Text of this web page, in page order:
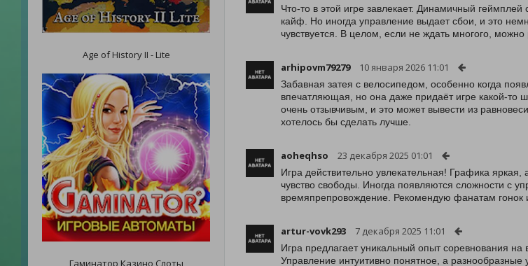
Age of History II - Lite
Гаминатор Казино Слоты
Что-то в этой игре завлекает. Динамичный
кайф. Но иногда управление выдает сбои, и это
чувствуется. В целом, если не ждать многого,
arhipovm79279 10 января 2026 11:01
Забавная затея с велосипедом, особенно когда
впечатляющая, но она даже придаёт игре какой-то
очень отзывчивым, и это может вывести из
хотелось бы сделать лучше.
aoheqhso 23 декабря 2025 01:01
Игра действительно увлекательная! Графика
чувство свободы. Иногда появляются сложности с
времяпрепровождение. Рекомендую фанатам гонок
artur-vovk293 7 декабря 2025 11:01
Игра предлагает уникальный опыт соревнования
Управление интуитивно понятное, а